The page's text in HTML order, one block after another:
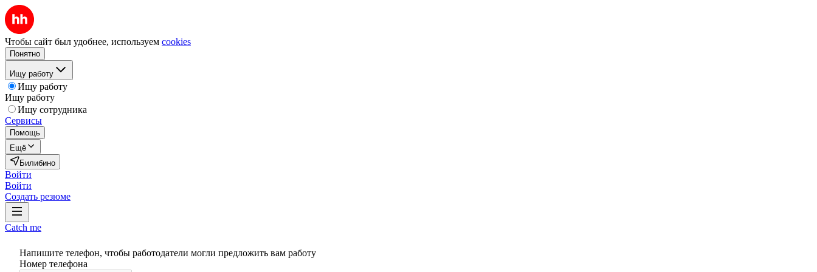
Чтобы сайт был удобнее, используем cookies
Понятно
Ищу работу
Ищу работу
Ищу работу
Ищу сотрудника
Сервисы
Помощь
Ещё
Билибино
Войти
Войти
Создать резюме
Catch me
Напишите телефон, чтобы работодатели могли предложить вам работу
Номер телефона